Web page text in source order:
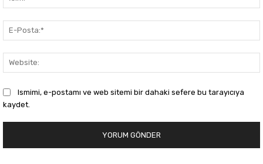
Ismimi, e-postamı ve web sitemi bir dahaki sefere bu tarayıcıya
kaydet.